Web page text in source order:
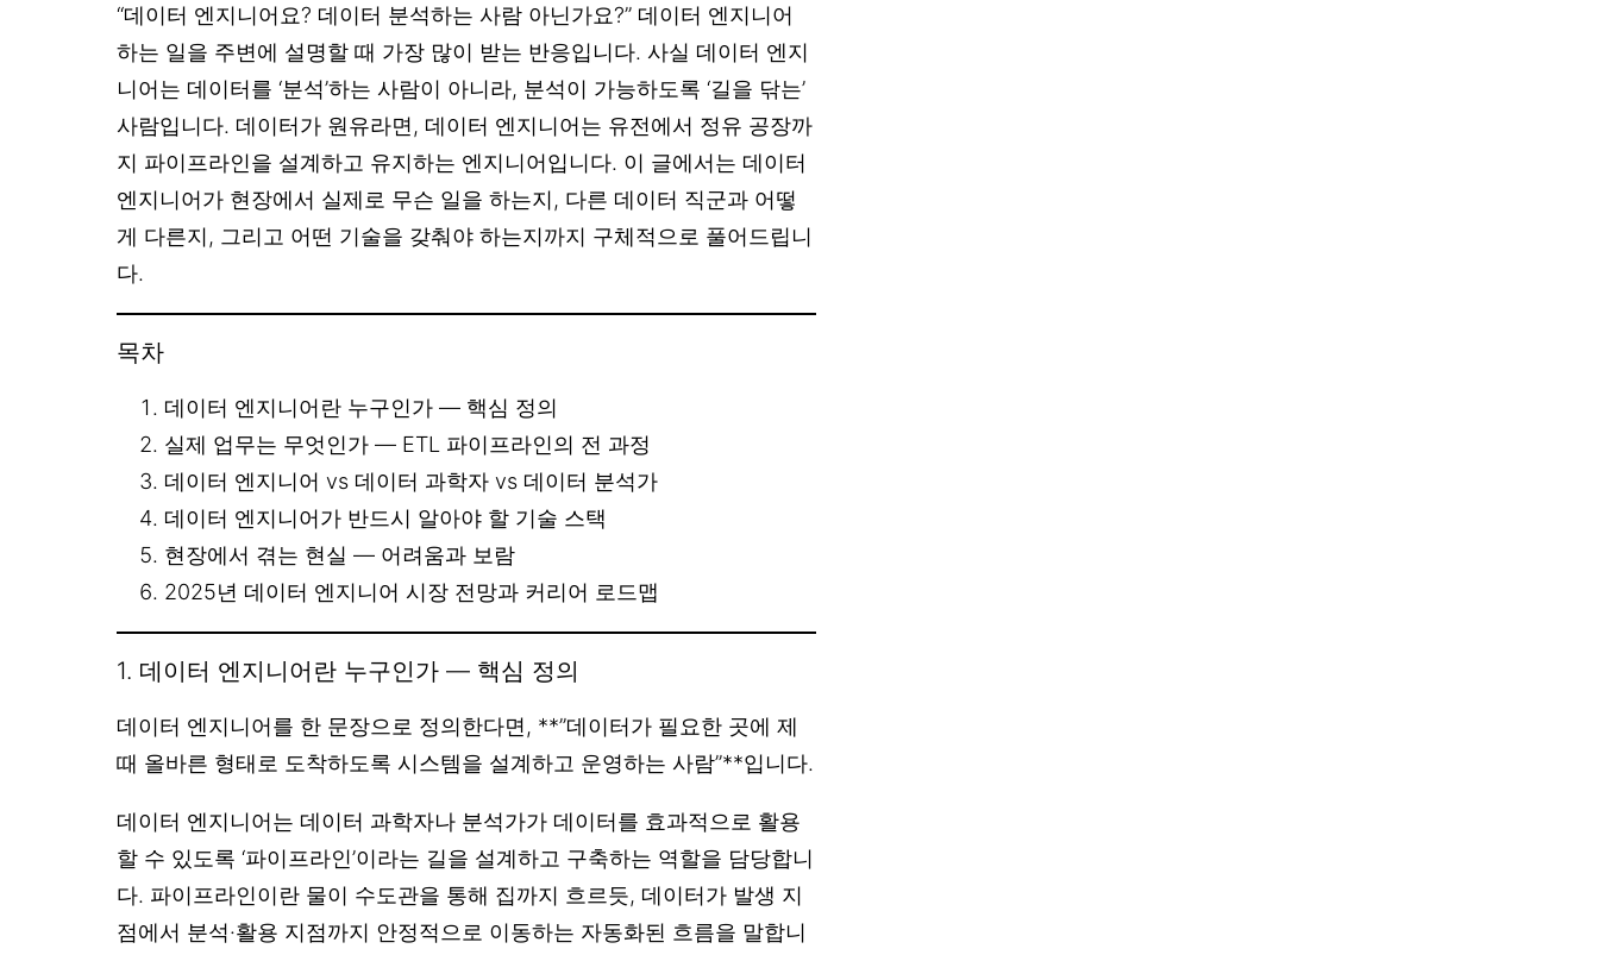
“데이터 엔지니어요? 데이터 분석하는 사람 아닌가요?” 데이터 엔지니어
하는 일을 주변에 설명할 때 가장 많이 받는 반응입니다. 사실 데이터 엔지
니어는 데이터를 ‘분석’하는 사람이 아니라, 분석이 가능하도록 ‘길을 닦는’
사람입니다. 데이터가 원유라면, 데이터 엔지니어는 유전에서 정유 공장까
지 파이프라인을 설계하고 유지하는 엔지니어입니다. 이 글에서는 데이터
엔지니어가 현장에서 실제로 무슨 일을 하는지, 다른 데이터 직군과 어떻
게 다른지, 그리고 어떤 기술을 갖춰야 하는지까지 구체적으로 풀어드립니
다.
목차
데이터 엔지니어란 누구인가 — 핵심 정의
실제 업무는 무엇인가 — ETL 파이프라인의 전 과정
데이터 엔지니어 vs 데이터 과학자 vs 데이터 분석가
데이터 엔지니어가 반드시 알아야 할 기술 스택
현장에서 겪는 현실 — 어려움과 보람
2025년 데이터 엔지니어 시장 전망과 커리어 로드맵
1. 데이터 엔지니어란 누구인가 — 핵심 정의
데이터 엔지니어를 한 문장으로 정의한다면, **”데이터가 필요한 곳에 제
때 올바른 형태로 도착하도록 시스템을 설계하고 운영하는 사람”**입니다.
데이터 엔지니어는 데이터 과학자나 분석가가 데이터를 효과적으로 활용
할 수 있도록 ‘파이프라인’이라는 길을 설계하고 구축하는 역할을 담당합니
다. 파이프라인이란 물이 수도관을 통해 집까지 흐르듯, 데이터가 발생 지
점에서 분석·활용 지점까지 안정적으로 이동하는 자동화된 흐름을 말합니